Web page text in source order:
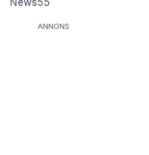
ANNONS